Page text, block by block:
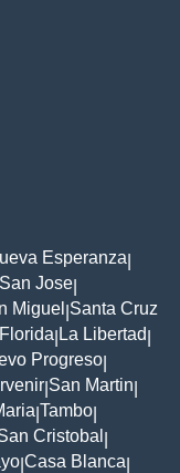
Esperanza
San Jose
Miguel Santa Cruz
La Libertad
Progreso
San Martin
Tambo
Cristobal
Casa Blanca